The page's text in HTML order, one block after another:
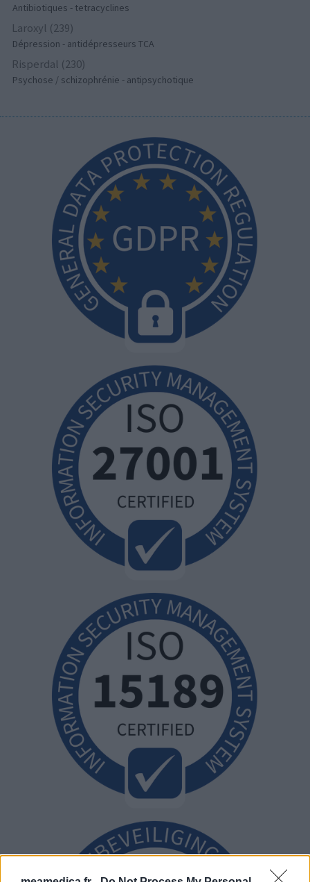
Antibiotiques - tetracyclines
Laroxyl (239)
Dépression - antidépresseurs TCA
Risperdal (230)
Psychose / schizophrénie - antipsychotique